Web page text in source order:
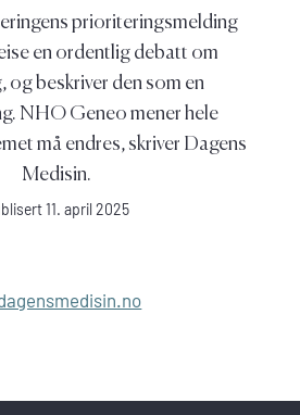
prioriteringsmelding
en ordentlig debatt om
beskriver den som en
NHO Geneo mener hele
må endres, skriver Dagens
Medisin.
11. april 2025